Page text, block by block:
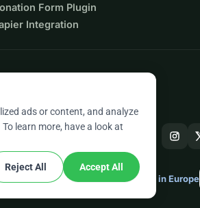
γενιές θα
οικογένεια
Form Plugin
Integration
Made in Europe
ads or content, and analyze
learn more, have a look at
Reject All Accept All